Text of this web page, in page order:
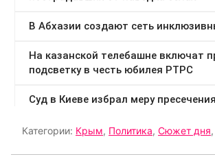
Категории: Крым, Политика, Сюжет дня,